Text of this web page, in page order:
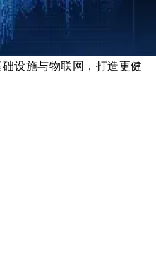
设施与物联网，打造更健